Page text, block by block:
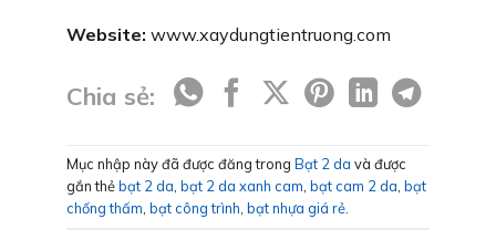
Website: www.xaydungtientruong.com
Chia sẻ:
Mục nhập này đã được đăng trong Bạt 2 da và được
gắn thẻbạt 2 da, bạt 2 da xanh cam, bạt cam 2 da, bạt
chống thấm, bạt công trình, bạt nhựa giá rẻ.